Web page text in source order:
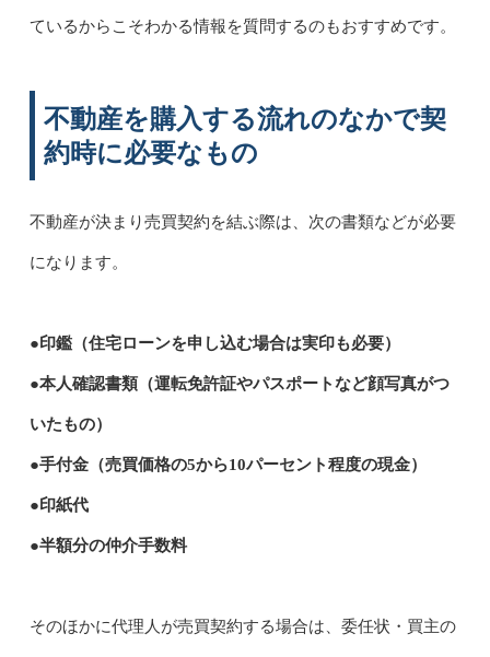
ているからこそわかる情報を質問するのもおすすめです。
不動産を購入する流れのなかで契
約時に必要なもの
不動産が決まり売買契約を結ぶ際は、次の書類などが必要
になります。
●印鑑（住宅ローンを申し込む場合は実印も必要）
●本人確認書類（運転免許証やパスポートなど顔写真がつ
いたもの）
●手付金（売買価格の5から10パーセント程度の現金）
●印紙代
●半額分の仲介手数料
そのほかに代理人が売買契約する場合は、委任状・買主の